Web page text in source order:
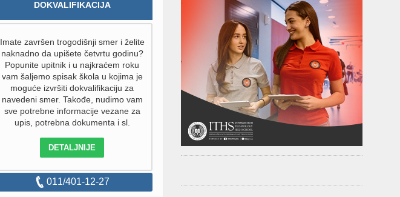
DOKVALIFIKACIJA
Imate završen trogodišnji smer i želite
naknadno da upišete četvrtu godinu?
Popunite upitnik i u najkraćem roku
vam šaljemo spisak škola u kojima je
moguće izvršiti dokvalifikaciju za
navedeni smer. Takođe, nudimo vam
sve potrebne informacije vezane za
upis, potrebna dokumenta i sl.
DETALJNIJE
011/401-12-27